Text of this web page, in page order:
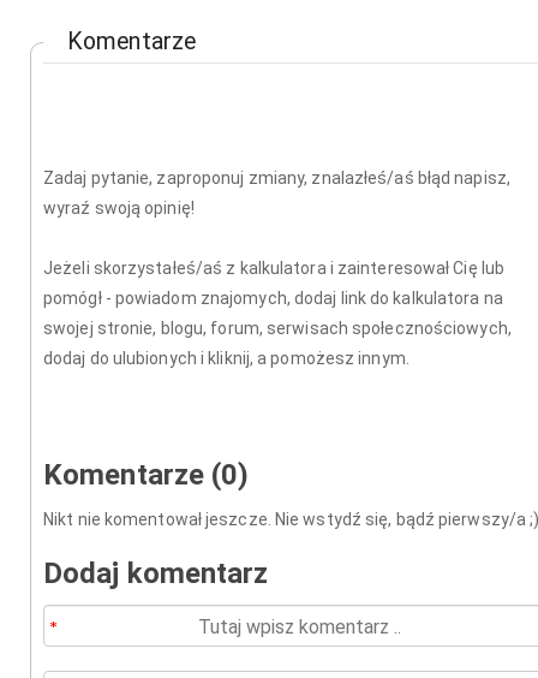
Komentarze
Zadaj pytanie, zaproponuj zmiany, znalazłeś/aś błąd napisz,
wyraź swoją opinię!
Jeżeli skorzystałeś/aś z kalkulatora i zainteresował Cię lub
pomógł - powiadom znajomych, dodaj link do kalkulatora na
swojej stronie, blogu, forum, serwisach społecznościowych,
dodaj do ulubionych i kliknij, a pomożesz innym.
Komentarze (0)
Nikt nie komentował jeszcze. Nie wstydź się, bądź pierwszy/a
Dodaj komentarz